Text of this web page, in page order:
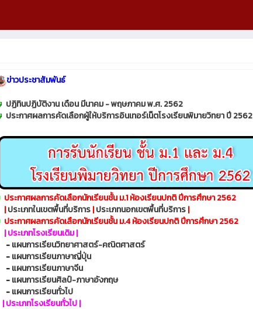
ข่าวประชาสัมพันธ์
ปฏิทินปฏิบัติงาน เดือน มีนาคม - พฤษภาคม พ.ศ. 2562
ประกาศผลการคัดเลือกผู้ให้บริการอินเทอร์เน็ตโรงเรียนพิมายวิทยา ปี 2562
ประกาศผลการคัดเลือกนักเรียนชั้น ม.1 ห้องเรียนปกติ ปีการศึกษา 2562
|ประเภทในเขตพื้นที่บริการ|ประเภทนอกเขตพื้นที่บริการ|
ประกาศผลการคัดเลือกนักเรียนชั้น ม.4 ห้องเรียนปกติ ปีการศึกษา 2562
| ประเภทโรงเรียนเดิม |
-แผนการเรียนวิทยาศาสตร์-คณิตศาสตร์
-แผนการเรียนภาษาญี่ปุ่น
-แผนการเรียนภาษาจีน
-แผนการเรียนศิลป์-ภาษาอังกฤษ
-แผนการเรียนทั่วไป
| ประเภทโรงเรียนทั่วไป |